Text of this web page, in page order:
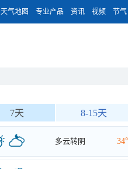
天气地图 专业产品 资讯 视频 节气
7天 8-15天
多云转阴